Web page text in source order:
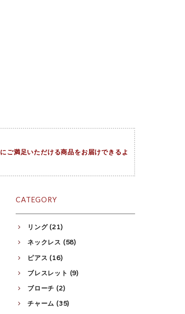
ご満足いただける商品をお届けできるよ
CATEGORY
リング (21)
ネックレス (58)
ピアス (16)
ブレスレット (9)
ブローチ (2)
チャーム (35)